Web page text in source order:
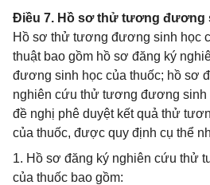
Điều 7. Hồ sơ thử tương đương
Hồ sơ thử tương đương sinh học
thuật bao gồm hồ sơ đăng ký
đương sinh học của thuốc; hồ sơ
nghiên cứu thử tương đương sinh
đề nghị phê duyệt kết quả thử
của thuốc, được quy định cụ thể
1. Hồ sơ đăng ký nghiên cứu thử
của thuốc bao gồm: